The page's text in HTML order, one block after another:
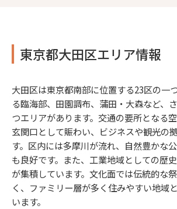
東京都大田区エリア情報
大田区は東京都南部に位置する23区の一
る臨海部、田園調布、蒲田・大森など、
つエリアがあります。交通の要所となる
玄関口として賑わい、ビジネスや観光の
す。区内には多摩川が流れ、自然豊かな
も良好です。また、工業地域としての歴
が集積しています。文化面では伝統的な
く、ファミリー層が多く住みやすい地域
います。